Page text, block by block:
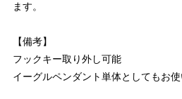
ます。
【備考】
フックキー取り外し可能
イーグルペンダント単体としてもお使